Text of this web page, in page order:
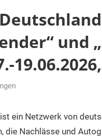
und
ist ein Netzwerk von
Nachlässe und